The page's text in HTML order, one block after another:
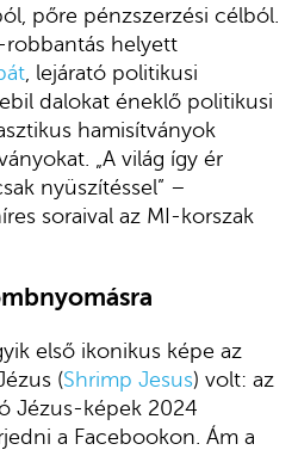
pőre pénzszerzési célból.
helyett
, lejárató politikusi
dalokat éneklő politikusi
hamisítványok
„A világ így ér
nyüszítéssel” –
soraival az MI-korszak
első ikonikus képe az
(Shrimp Jesus) volt: az
Jézus-képek 2024
a Facebookon. Ám a